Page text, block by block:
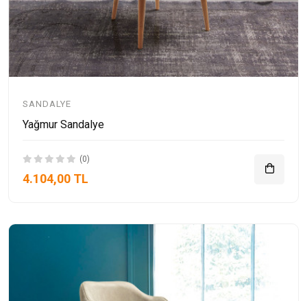
SANDALYE
Yağmur Sandalye
(0)
4.104,00 TL